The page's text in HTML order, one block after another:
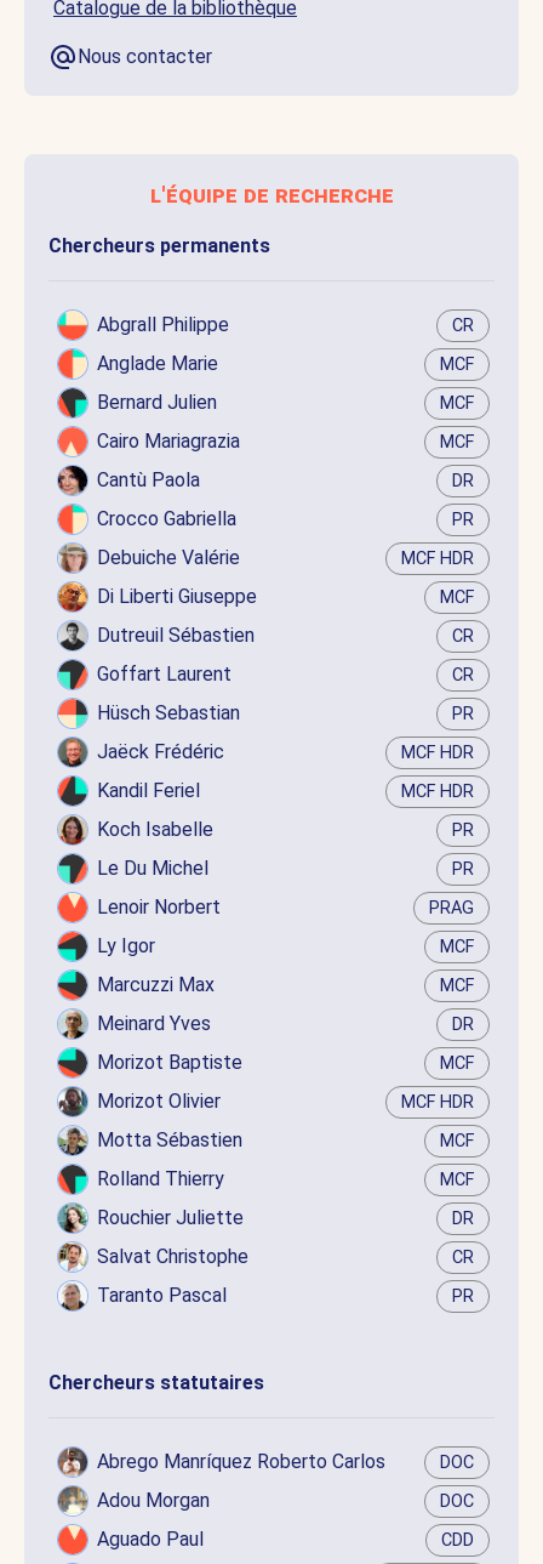
Catalogue de la bibliothèque
Nous contacter
l'équipe de recherche
Chercheurs permanents
Abgrall Philippe CR
Anglade Marie MCF
Bernard Julien MCF
Cairo Mariagrazia MCF
Cantù Paola DR
Crocco Gabriella PR
Debuiche Valérie MCF HDR
Di Liberti Giuseppe MCF
Dutreuil Sébastien CR
Goffart Laurent CR
Hüsch Sebastian PR
Jaëck Frédéric MCF HDR
Kandil Feriel MCF HDR
Koch Isabelle PR
Le Du Michel PR
Lenoir Norbert PRAG
Ly Igor MCF
Marcuzzi Max MCF
Meinard Yves DR
Morizot Baptiste MCF
Morizot Olivier MCF HDR
Motta Sébastien MCF
Rolland Thierry MCF
Rouchier Juliette DR
Salvat Christophe CR
Taranto Pascal PR
Chercheurs statutaires
Abrego Manríquez Roberto Carlos DOC
Adou Morgan DOC
Aguado Paul CDD